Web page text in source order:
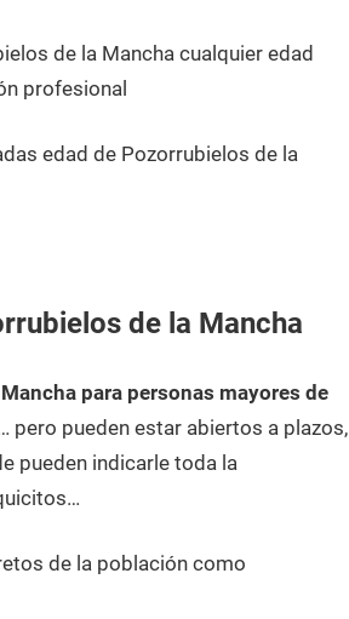
de la Mancha cualquier edad
profesional
edad de Pozorrubielos de la
de la Mancha
para personas mayores de
pero pueden estar abiertos a plazos,
pueden indicarle toda la
de la población como